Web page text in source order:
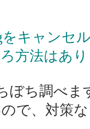
をキャンセ
方法はあ
ぼち調べま
で、対策